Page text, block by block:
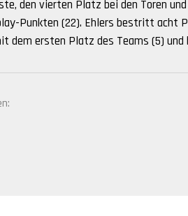
den vierten Platz bei den Toren
Punkten (22). Ehlers bestritt acht
dem ersten Platz des Teams (5)